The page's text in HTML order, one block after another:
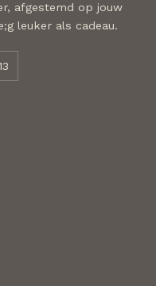
afgestemd op jouw
leuker als cadeau.